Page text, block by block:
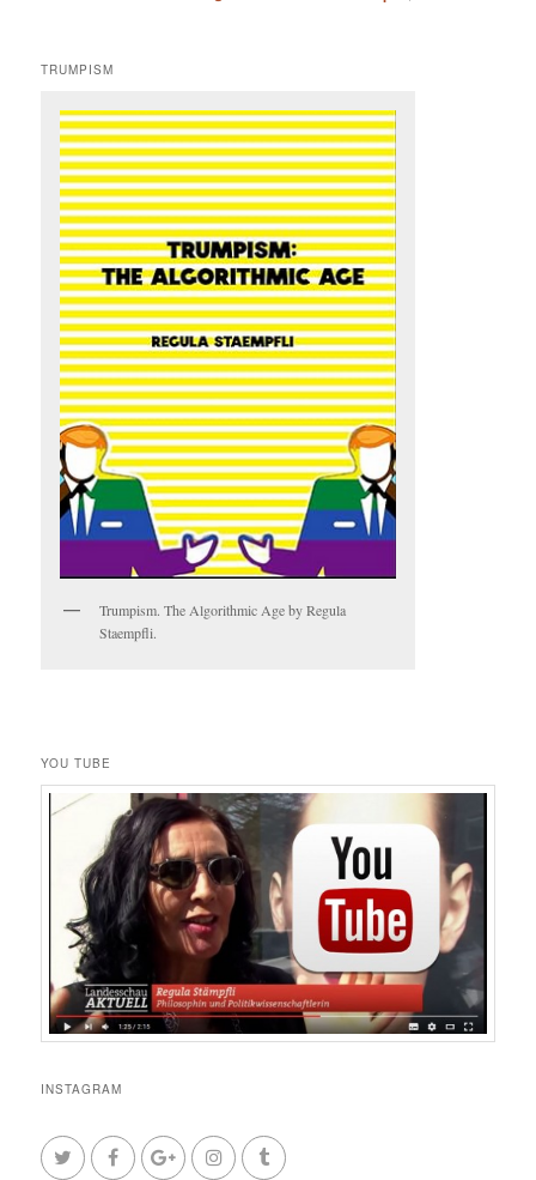
TRUMPISM
Trumpism. The Algorithmic Age by Regula
Staempfli.
YOU TUBE
INSTAGRAM